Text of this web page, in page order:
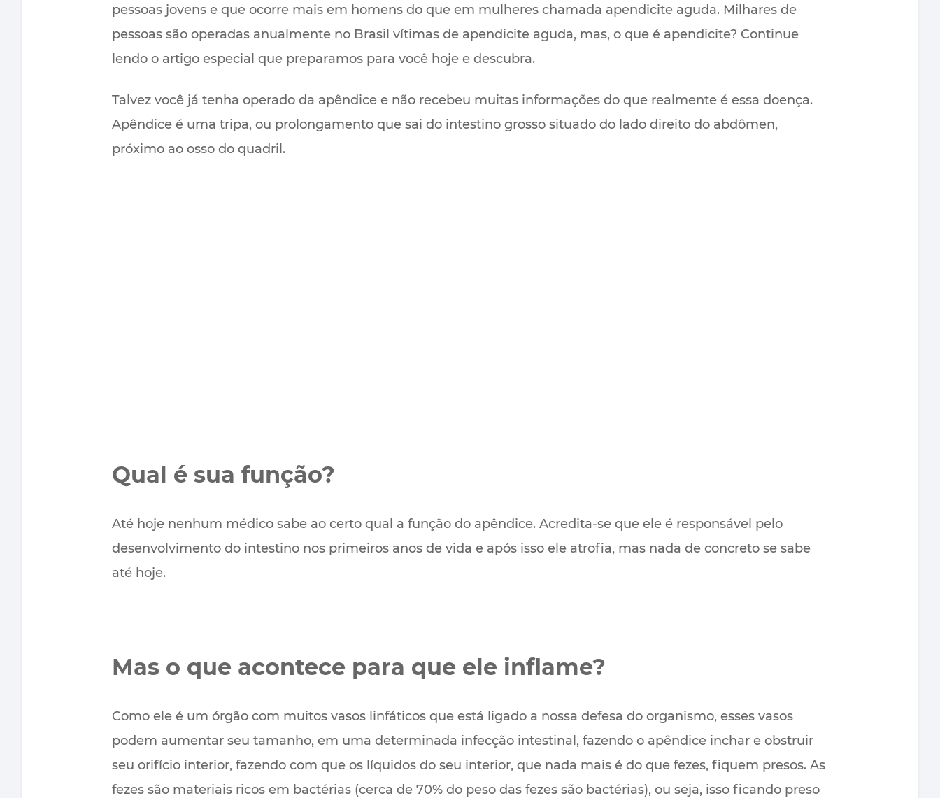
pessoas jovens e que ocorre mais em homens do que em mulheres chamada apendicite aguda. Milhares de
pessoas são operadas anualmente no Brasil vítimas de apendicite aguda, mas, o que é apendicite? Continue
lendo o artigo especial que preparamos para você hoje e descubra.
Talvez você já tenha operado da apêndice e não recebeu muitas informações do que realmente é essa doença.
Apêndice é uma tripa, ou prolongamento que sai do intestino grosso situado do lado direito do abdômen,
próximo ao osso do quadril.
Qual é sua função?
Até hoje nenhum médico sabe ao certo qual a função do apêndice. Acredita-se que ele é responsável pelo
desenvolvimento do intestino nos primeiros anos de vida e após isso ele atrofia, mas nada de concreto se sabe
até hoje.
Mas o que acontece para que ele inflame?
Como ele é um órgão com muitos vasos linfáticos que está ligado a nossa defesa do organismo, esses vasos
podem aumentar seu tamanho, em uma determinada infecção intestinal, fazendo o apêndice inchar e obstruir
seu orifício interior, fazendo com que os líquidos do seu interior, que nada mais é do que fezes, fiquem presos. As
fezes são materiais ricos em bactérias (cerca de 70% do peso das fezes são bactérias), ou seja, isso ficando preso